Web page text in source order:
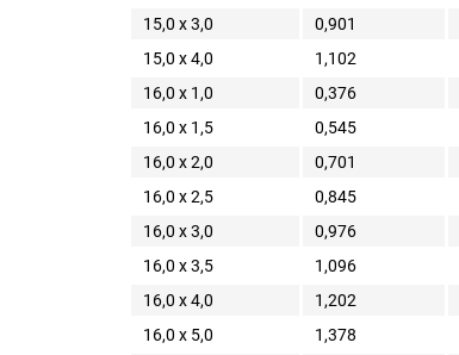
15,0 x 3,0
0,901
15,0 x 4,0
1,102
16,0 x 1,0
0,376
16,0 x 1,5
0,545
16,0 x 2,0
0,701
16,0 x 2,5
0,845
16,0 x 3,0
0,976
16,0 x 3,5
1,096
16,0 x 4,0
1,202
16,0 x 5,0
1,378